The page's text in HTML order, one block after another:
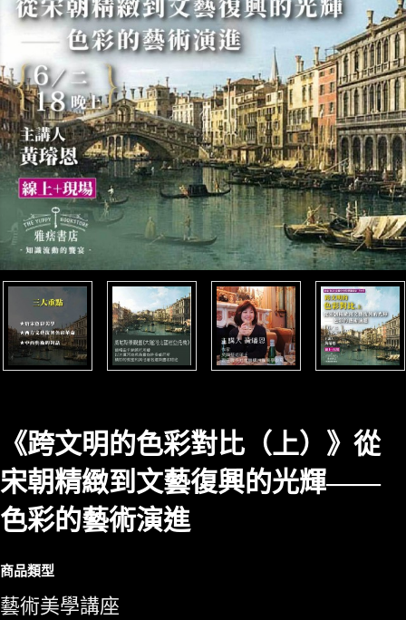
《跨文明的色彩對比（上）》從
宋朝精緻到文藝復興的光輝——
色彩的藝術演進
商品類型
藝術美學講座